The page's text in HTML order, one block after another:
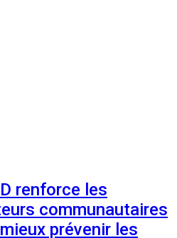
renforce les
communautaires
prévenir les